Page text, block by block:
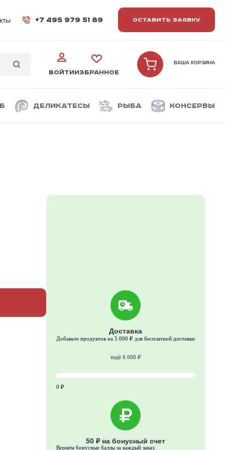
+7 495 979 51 89 ОСТАВИТЬ ЗАЯВКУ
ВОЙТИИЗБРАННОЕ
ВАША КОРЗИНА
Деликатесы Рыба Консервы
Доставка
Добавьте продуктов на 5 000 ₽ для бесплатной доставки
ещё 5 000 ₽
0 ₽
50 ₽ на бонусный счет
Вернём бонусные баллы за каждый заказ.